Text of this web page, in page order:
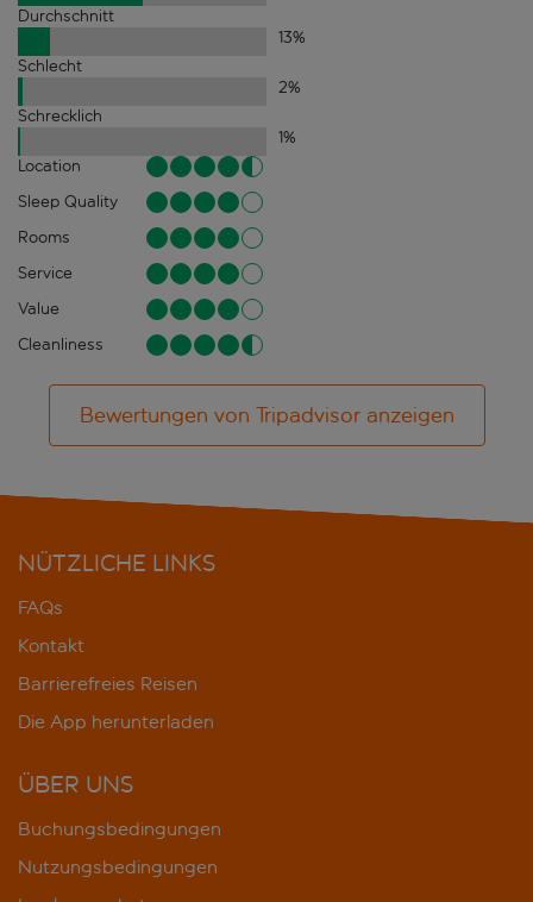
Durchschnitt
13%
Schlecht
2%
Schrecklich
1%
Location
Sleep Quality
Rooms
Service
Value
Cleanliness
Bewertungen von Tripadvisor anzeigen
NÜTZLICHE LINKS
FAQs
Kontakt
Barrierefreies Reisen
Die App herunterladen
ÜBER UNS
Buchungsbedingungen
Nutzungsbedingungen